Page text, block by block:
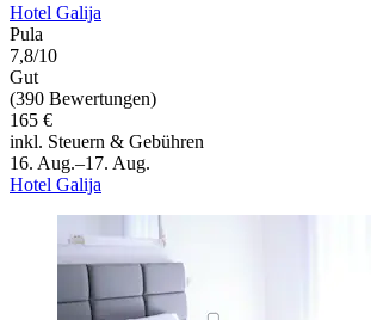
Hotel Galija
Pula
7,8/10
Gut
(390 Bewertungen)
165 €
inkl. Steuern & Gebühren
16. Aug.–17. Aug.
Hotel Galija